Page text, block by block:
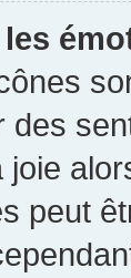
des
joie
peut